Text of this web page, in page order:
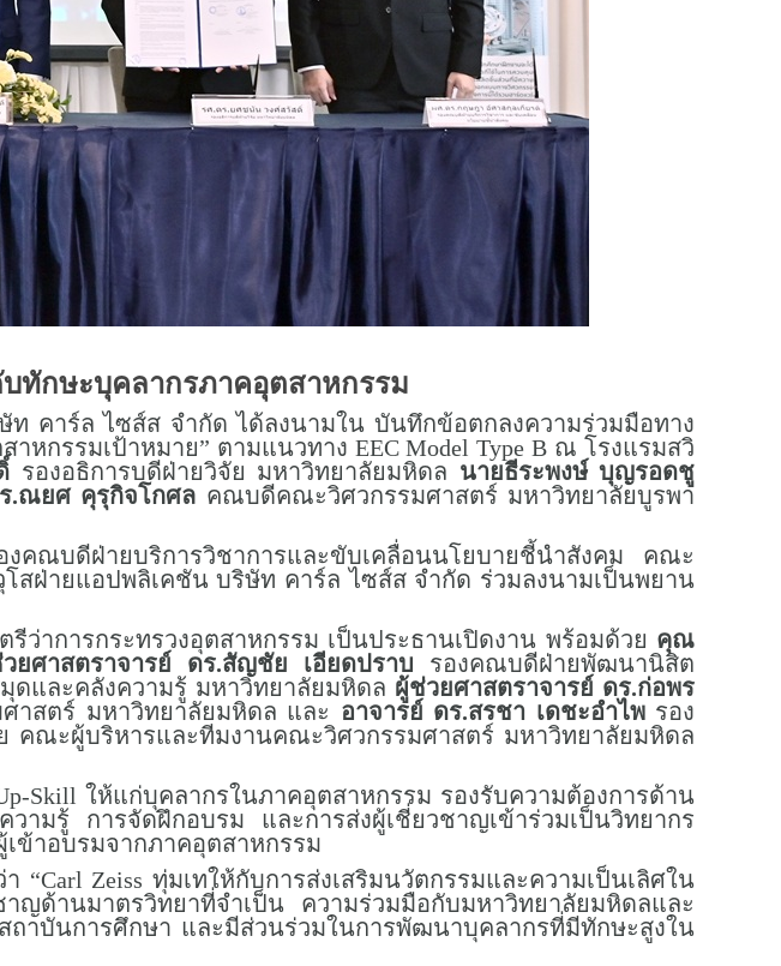
ทักษะบุคลากรภาคอุตสาหกรรม
คาร์ล ไซส์ส จำกัด ได้ลงนามใน บันทึกข้อตกลงความร่วมมือทาง
กรรมเป้าหมาย” ตามแนวทาง EEC Model Type B ณ โรงแรมสวิ
รองอธิการบดีฝ่ายวิจัย มหาวิทยาลัยมหิดล นายธีระพงษ์ บุญรอดชู
.ณยศ คุรุกิจโกศล คณบดีคณะวิศวกรรมศาสตร์ มหาวิทยาลัยบูรพา
คณบดีฝ่ายบริการวิชาการและขับเคลื่อนนโยบายชี้นำสังคม คณะ
สฝ่ายแอปพลิเคชัน บริษัท คาร์ล ไซส์ส จำกัด ร่วมลงนามเป็นพยาน
ว่าการกระทรวงอุตสาหกรรม เป็นประธานเปิดงาน พร้อมด้วย คุณ
ยศาสตราจารย์ ดร.สัญชัย เอียดปราบ รองคณบดีฝ่ายพัฒนานิสิต
ดและคลังความรู้ มหาวิทยาลัยมหิดล ผู้ช่วยศาสตราจารย์ ดร.ก่อพร
าสตร์ มหาวิทยาลัยมหิดล และ อาจารย์ ดร.สรชา เดชะอำไพรอง
ณะผู้บริหารและทีมงานคณะวิศวกรรมศาสตร์ มหาวิทยาลัยมหิดล
Skill ให้แก่บุคลากรในภาคอุตสาหกรรม รองรับความต้องการด้าน
ามรู้ การจัดฝึกอบรม และการส่งผู้เชี่ยวชาญเข้าร่วมเป็นวิทยากร
ข้าอบรมจากภาคอุตสาหกรรม
Zeiss ทุ่มเทให้กับการส่งเสริมนวัตกรรมและความเป็นเลิศใน
ญด้านมาตรวิทยาที่จำเป็น ความร่วมมือกับมหาวิทยาลัยมหิดลและ
าบันการศึกษา และมีส่วนร่วมในการพัฒนาบุคลากรที่มีทักษะสูงใน